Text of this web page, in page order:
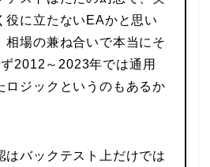
役に立たないEAかと思い
相場の兼ね合いで本当にそ
2012～2023年では通用
ロジックというのもあるか
はバックテスト上だけでは